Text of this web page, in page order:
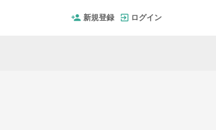
新規登録 ログイン